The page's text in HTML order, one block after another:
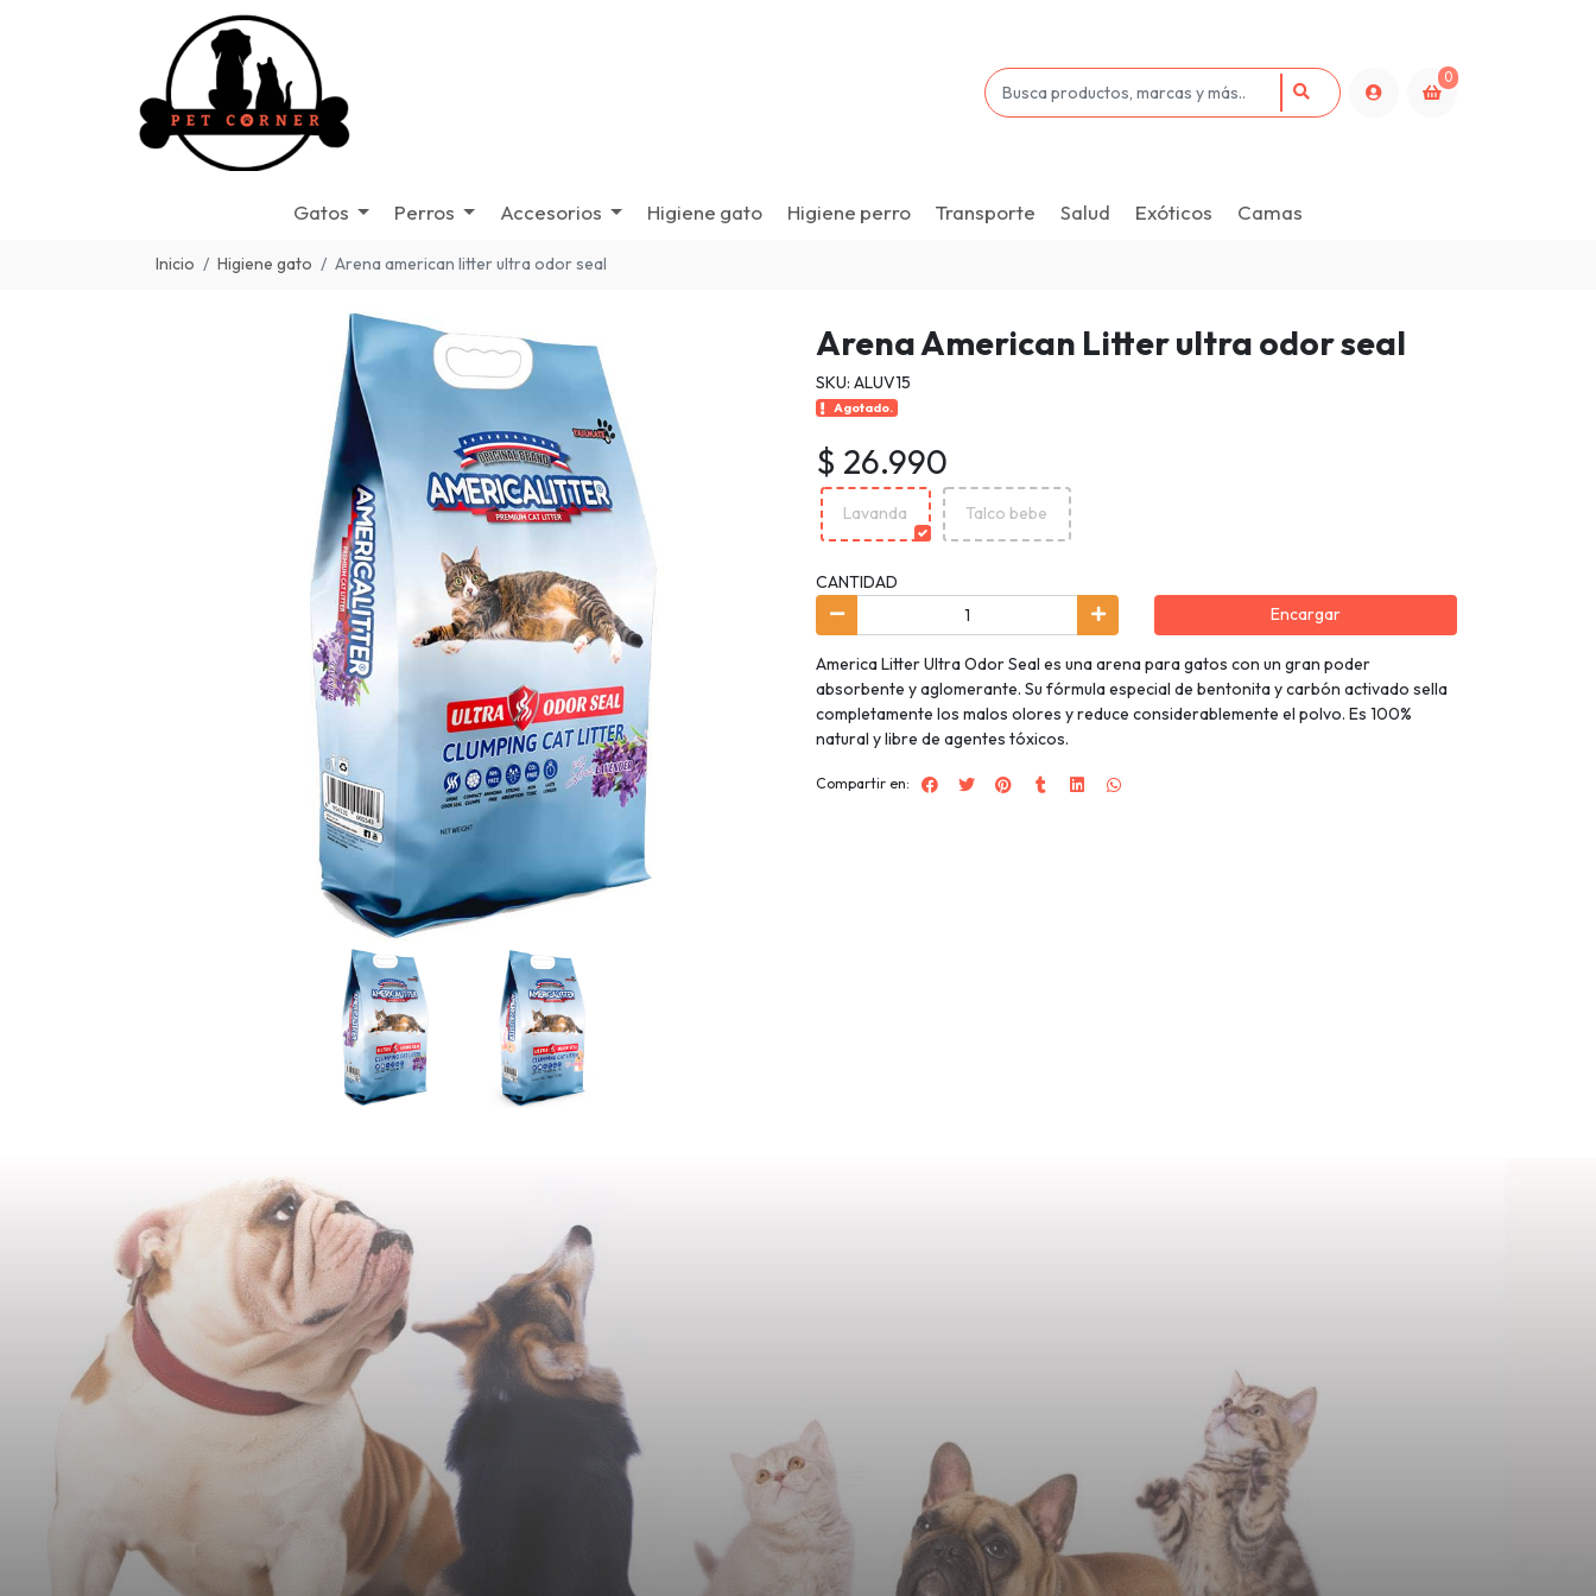
0
Gatos Perros Accesorios Higiene gato Higiene perro Transporte Salud Exóticos Camas
Inicio Higiene gato Arena american litter ultra odor seal
Arena American Litter ultra odor seal
SKU: ALUV15
Agotado.
$ 26.990
Lavanda Talco bebe
CANTIDAD
Encargar
America Litter Ultra Odor Seal es una arena para gatos con un gran poder
absorbente y aglomerante. Su fórmula especial de bentonita y carbón activado sella
completamente los malos olores y reduce considerablemente el polvo. Es 100%
natural y libre de agentes tóxicos.
Compartir en: